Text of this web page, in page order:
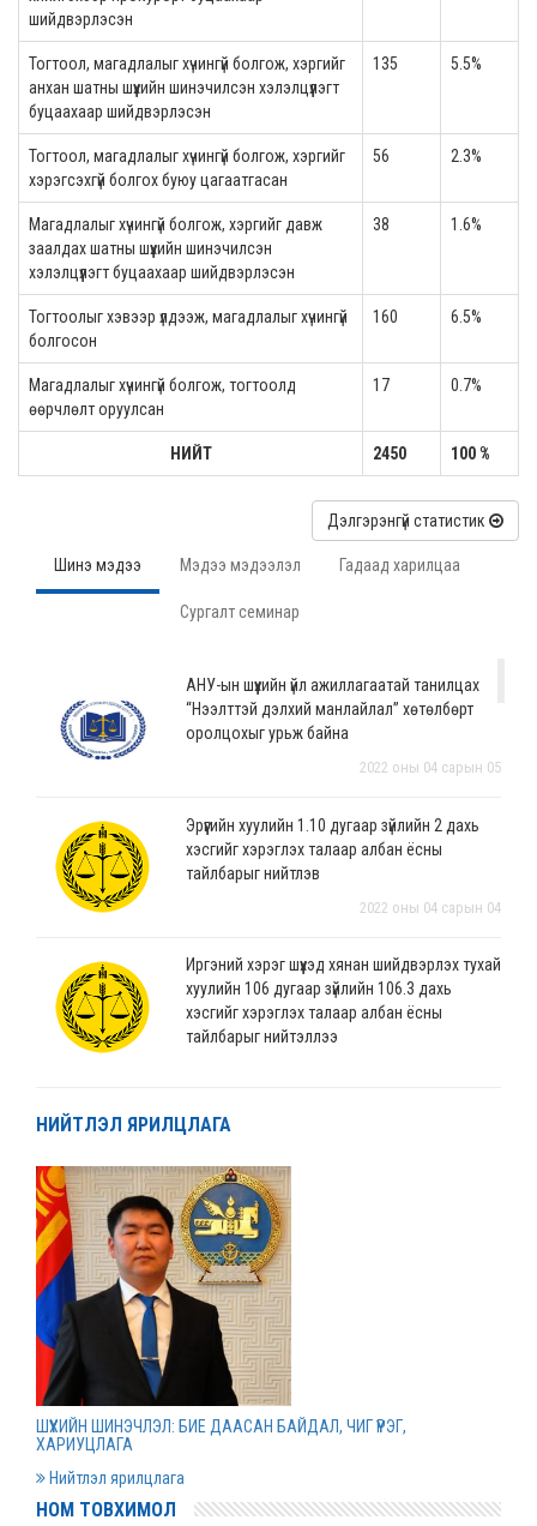
шийдвэрлэсэн
Тогтоол, магадлалыг хүчингүй болгож, хэргийг
анхан шатны шүүхийн шинэчилсэн хэлэлцүүлэгт
буцаахаар шийдвэрлэсэн
135 5.5%
Тогтоол, магадлалыг хүчингүй болгож, хэргийг
хэрэгсэхгүй болгох буюу цагаатгасан
56 2.3%
Магадлалыг хүчингүй болгож, хэргийг давж
заалдах шатны шүүхийн шинэчилсэн
хэлэлцүүлэгт буцаахаар шийдвэрлэсэн
38 1.6%
Тогтоолыг хэвээр үлдээж, магадлалыг хүчингүй
болгосон
160 6.5%
Магадлалыг хүчингүй болгож, тогтоолд
өөрчлөлт оруулсан
17 0.7%
НИЙТ 2450 100 %
Дэлгэрэнгүй статистик
Шинэ мэдээ Мэдээ мэдээлэл Гадаад харилцаа
Сургалт семинар
АНУ-ын шүүхийн үйл ажиллагаатай танилцах
“Нээлттэй дэлхий манлайлал” хөтөлбөрт
оролцохыг урьж байна
2022 оны 04 сарын 05
Эрүүгийн хуулийн 1.10 дугаар зүйлийн 2 дахь
хэсгийг хэрэглэх талаар албан ёсны
тайлбарыг нийтлэв
2022 оны 04 сарын 04
Иргэний хэрэг шүүхэд хянан шийдвэрлэх тухай
хуулийн 106 дугаар зүйлийн 106.3 дахь
хэсгийг хэрэглэх талаар албан ёсны
тайлбарыг нийтэллээ
“Монгол Улсын хөгжлийн банк” ХХК-ийн
Дээд шүүхийн нийт шүүгчийн хуралдаан болов
Нээлттэй ажлын байрны зар
2022 оны 03 сарын 31
НИЙТЛЭЛ ЯРИЛЦЛАГА
ШҮҮХИЙН ШИНЭЧЛЭЛ: БИЕ ДААСАН БАЙДАЛ, ЧИГ ҮҮРЭГ,
ХАРИУЦЛАГА
Нийтлэл ярилцлага
НОМ ТОВХИМОЛ